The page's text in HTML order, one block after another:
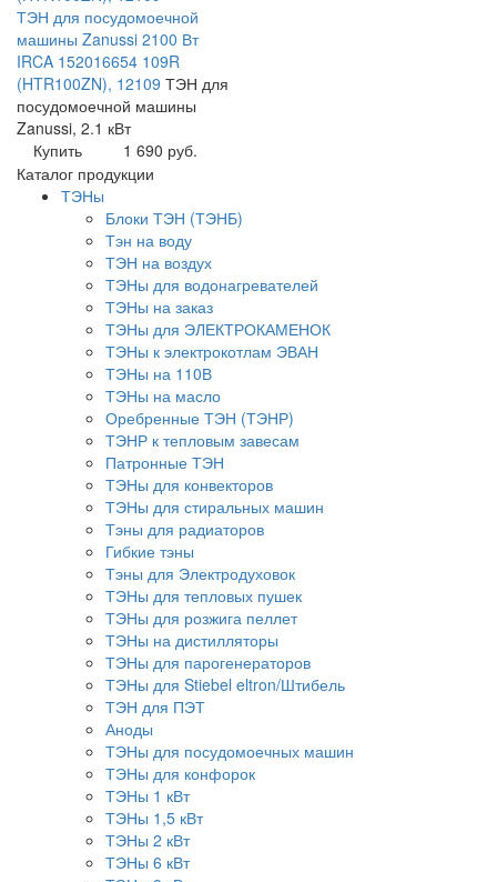
ТЭН для посудомоечной
машины Zanussi 2100 Вт
IRCA 152016654 109R
(HTR100ZN), 12109 ТЭН для
посудомоечной машины
Zanussi, 2.1 кВт
Купить
1 690 руб.
Каталог продукции
ТЭНы
Блоки ТЭН (ТЭНБ)
Тэн на воду
ТЭН на воздух
ТЭНы для водонагревателей
ТЭНы на заказ
ТЭНы для ЭЛЕКТРОКАМЕНОК
ТЭНы к электрокотлам ЭВАН
ТЭНы на 110В
ТЭНы на масло
Оребренные ТЭН (ТЭНР)
ТЭНР к тепловым завесам
Патронные ТЭН
ТЭНы для конвекторов
ТЭНы для стиральных машин
Тэны для радиаторов
Гибкие тэны
Тэны для Электродуховок
ТЭНы для тепловых пушек
ТЭНы для розжига пеллет
ТЭНы на дистилляторы
ТЭНы для парогенераторов
ТЭНы для Stiebel eltron/Штибель
ТЭН для ПЭТ
Аноды
ТЭНы для посудомоечных машин
ТЭНы для конфорок
ТЭНы 1 кВт
ТЭНы 1,5 кВт
ТЭНы 2 кВт
ТЭНы 6 кВт